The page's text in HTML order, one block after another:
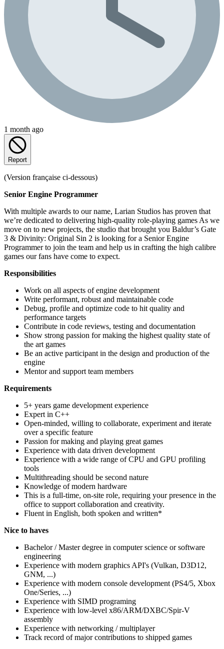
1 month ago
Report
(Version française ci-dessous)
Senior Engine Programmer
With multiple awards to our name, Larian Studios has proven that
we’re dedicated to delivering high-quality role-playing games As we
move on to new projects, the studio that brought you Baldur’s Gate
3 & Divinity: Original Sin 2 is looking for a Senior Engine
Programmer to join the team and help us in crafting the high calibre
games our fans have come to expect.
Responsibilities
Work on all aspects of engine development
Write performant, robust and maintainable code
Debug, profile and optimize code to hit quality and
performance targets
Contribute in code reviews, testing and documentation
Show strong passion for making the highest quality state of
the art games
Be an active participant in the design and production of the
engine
Mentor and support team members
Requirements
5+ years game development experience
Expert in C++
Open-minded, willing to collaborate, experiment and iterate
over a specific feature
Passion for making and playing great games
Experience with data driven development
Experience with a wide range of CPU and GPU profiling
tools
Multithreading should be second nature
Knowledge of modern hardware
This is a full-time, on-site role, requiring your presence in the
office to support collaboration and creativity.
Fluent in English, both spoken and written*
Nice to haves
Bachelor / Master degree in computer science or software
engineering
Experience with modern graphics API's (Vulkan, D3D12,
GNM, ...)
Experience with modern console development (PS4/5, Xbox
One/Series, ...)
Experience with SIMD programing
Experience with low-level x86/ARM/DXBC/Spir-V
assembly
Experience with networking / multiplayer
Track record of major contributions to shipped games